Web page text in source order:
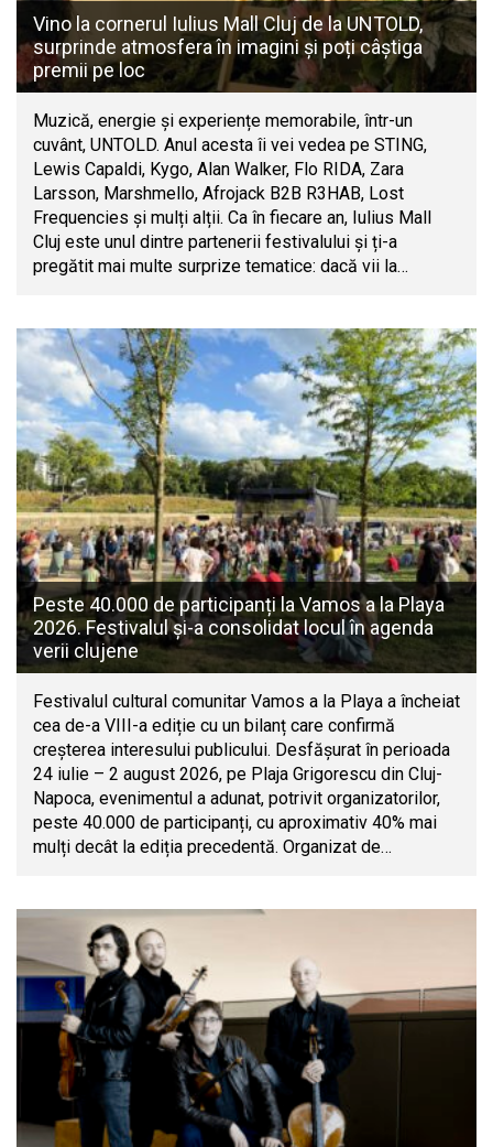
Vino la cornerul Iulius Mall Cluj de la UNTOLD,
surprinde atmosfera în imagini și poți câștiga
premii pe loc
Muzică, energie și experiențe memorabile, într-un
cuvânt, UNTOLD. Anul acesta îi vei vedea pe STING,
Lewis Capaldi, Kygo, Alan Walker, Flo RIDA, Zara
Larsson, Marshmello, Afrojack B2B R3HAB, Lost
Frequencies și mulți alții. Ca în fiecare an, Iulius Mall
Cluj este unul dintre partenerii festivalului și ți-a
pregătit mai multe surprize tematice: dacă vii la…
Peste 40.000 de participanți la Vamos a la Playa
2026. Festivalul și-a consolidat locul în agenda
verii clujene
Festivalul cultural comunitar Vamos a la Playa a încheiat
cea de-a VIII-a ediție cu un bilanț care confirmă
creșterea interesului publicului. Desfășurat în perioada
24 iulie – 2 august 2026, pe Plaja Grigorescu din Cluj-
Napoca, evenimentul a adunat, potrivit organizatorilor,
peste 40.000 de participanți, cu aproximativ 40% mai
mulți decât la ediția precedentă. Organizat de…